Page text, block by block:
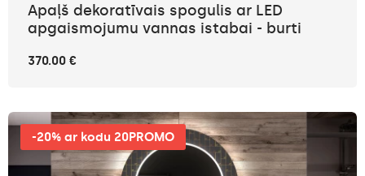
Apaļš dekoratīvais spogulis ar LED
apgaismojumu vannas istabai - burti
370.00 €
-20% ar kodu 20PROMO